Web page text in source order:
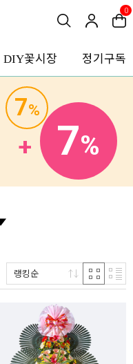
0
DIY꽃시장 정기구독
7%
+ 7%
랭킹순